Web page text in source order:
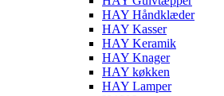
HAY Håndklæder
HAY Kasser
HAY Keramik
HAY Knager
HAY køkken
HAY Lamper